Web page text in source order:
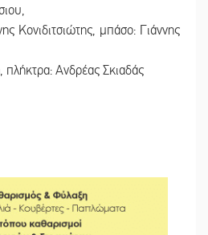
Κονιδιτσιώτης, μπάσο: Γιάννης
πλήκτρα: Ανδρέας Σκιαδάς